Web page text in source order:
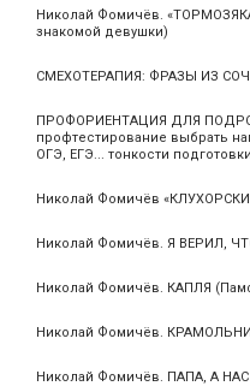
Николай Фомичёв.
знакомой девушки)
СМЕХОТЕРАПИЯ: ФРАЗЫ ИЗ
ПРОФОРИЕНТАЦИЯ ДЛЯ
профтестирование выбрать
ОГЭ, ЕГЭ... тонкости
Николай Фомичёв
Николай Фомичёв. Я ВЕРИЛ,
Николай Фомичёв. КАПЛЯ
Николай Фомичёв.
Николай Фомичёв. ПАПА, А